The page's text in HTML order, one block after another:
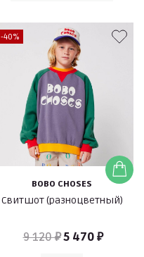
-40%
BOBO CHOSES
Свитшот (разноцветный)
9 120 ₽5 470 ₽